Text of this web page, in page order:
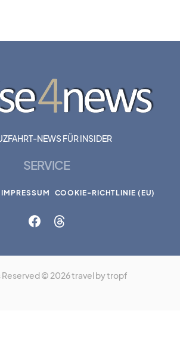
NEWS FÜR INSIDER
SERVICE
IMPRESSUM COOKIE-RICHTLINIE (EU)
Reserved © 2026 travel by tropf